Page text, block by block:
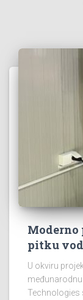
Moderno
pitku
U okviru
Technologies